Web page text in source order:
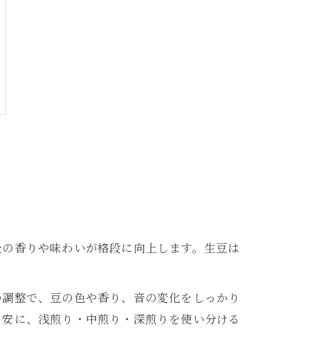
香りや味わいが格段に向上します。生豆は
整で、豆の色や香り、音の変化をしっかり
に、浅煎り・中煎り・深煎りを使い分ける